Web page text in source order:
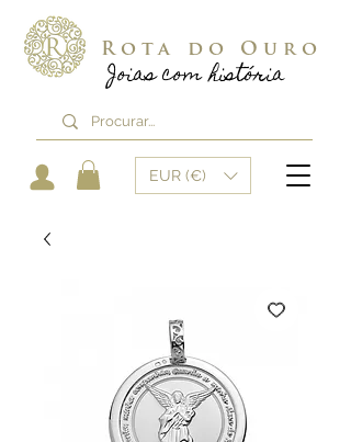
Joias com história
Rota do Ouro
EUR (€)